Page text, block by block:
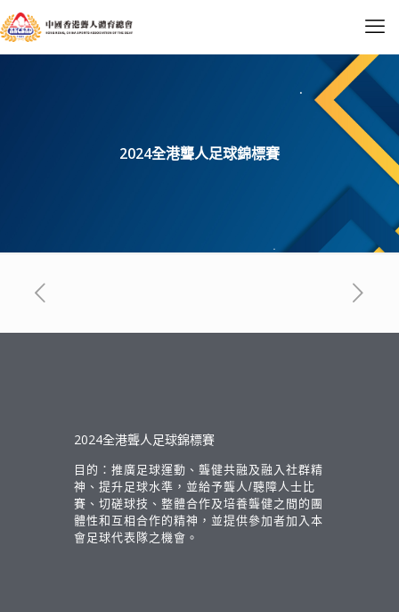
2024全港聾人足球錦標賽
2024全港聾人足球錦標賽
目的：推廣足球運動、聾健共融及融入社群精
神、提升足球水準，並給予聾人/聽障人士比
賽、切磋球技、整體合作及培養聾健之間的團
體性和互相合作的精神，並提供參加者加入本
會足球代表隊之機會。